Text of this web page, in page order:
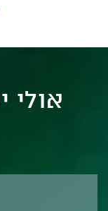
אולי